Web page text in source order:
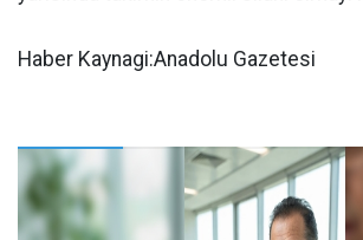
Haber Kaynagi:Anadolu Gazetesi